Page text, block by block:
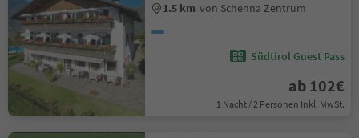
1.5 km von Schenna Zentrum
Südtirol Guest Pass
ab 102€
1 Nacht / 2 Personen Inkl. MwSt.